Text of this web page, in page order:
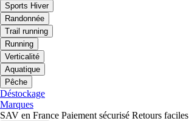
Sports Hiver
Randonnée
Trail running
Running
Verticalité
Aquatique
Pêche
Déstockage
Marques
SAV en France Paiement sécurisé Retours faciles